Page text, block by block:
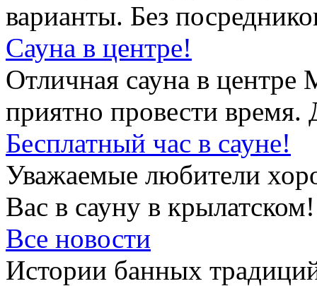
варианты. Без
Сауна в центре!
Отличная сауна в центре
приятно провести
Бесплатный час в сауне!
Уважаемые любители
Вас в сауну в
Все новости
Истории банных